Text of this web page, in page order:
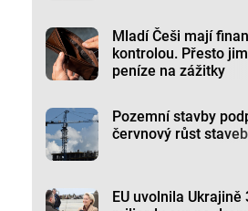
Mladí Češi mají
kontrolou. Přesto
peníze na zážitky
Pozemní stavby
červnový růst
EU uvolnila Ukrajině